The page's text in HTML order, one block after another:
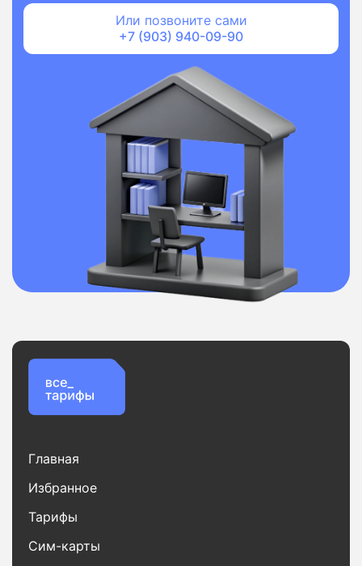
Или позвоните сами
+7 (903) 940-09-90
Главная
Избранное
Тарифы
Сим-карты